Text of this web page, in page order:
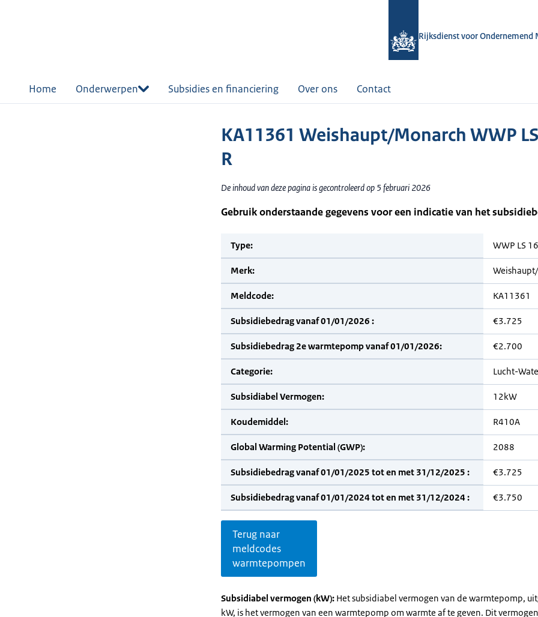
Rijksdienst voor Ondernemend
Home Onderwerpen Subsidies en financiering Over ons Contact
KA11361 Weishaupt/Monarch WWP
R
De inhoud van deze pagina is gecontroleerd op 5 februari 2026
Gebruik onderstaande gegevens voor een indicatie van het
Type: WWP LS
Merk:
Meldcode: KA11361
Subsidiebedrag vanaf 01/01/2026 : €3.725
Subsidiebedrag 2e warmtepomp vanaf 01/01/2026: €2.700
Categorie: Lucht-
Subsidiabel Vermogen: 12kW
Koudemiddel: R410A
Global Warming Potential (GWP): 2088
Subsidiebedrag vanaf 01/01/2025 tot en met 31/12/2025 : €3.725
Subsidiebedrag vanaf 01/01/2024 tot en met 31/12/2024 : €3.750
Terug naar
meldcodes
warmtepompen
Subsidiabel vermogen (kW): Het subsidiabel vermogen van de warmtepomp,
kW, is het vermogen van een warmtepomp om warmte af te geven. Dit